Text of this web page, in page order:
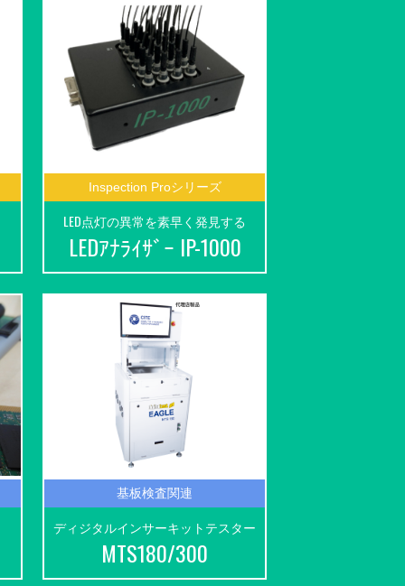
Inspection Proシリーズ
LED点灯の異常を素早く発見する
LEDｱﾅﾗｲｻﾞｰ IP-1000
基板検査関連
ディジタルインサーキットテスター
MTS180/300